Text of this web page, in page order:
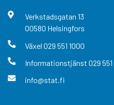
Verkstadsgatan 13
00580 Helsingfors
Växel 029 551 1000
Informationstjänst 029
info@stat.fi